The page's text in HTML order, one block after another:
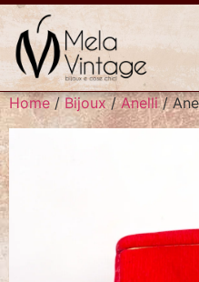
Home/Bijoux/Anelli/